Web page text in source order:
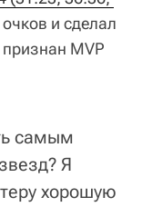
и сделал
MVP
самым
Я
хорошую